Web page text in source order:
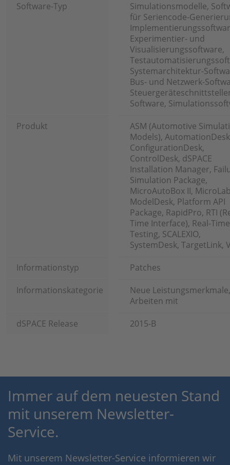
Software-Typ
Simulationsmodelle,
für Seriencode-
Experimentier- und
Visualisierungssoftware,
Systemarchitektur-
Bus- und Netzwerk-
Software,
Produkt
ASM (Automotive
Models),
ConfigurationDesk,
ControlDesk, dSPACE
Installation Manager,
Simulation Package,
MicroAutoBox II,
ModelDesk, Platform API
Package, RapidPro, RTI
Time Interface), Real-Time
Testing, SCALEXIO,
SystemDesk, TargetLink,
Informationstyp
Patches
Informationskategorie
Neue Leistungsmerkmale,
Arbeiten mit
dSPACE Release
2015-B
Immer auf dem neuesten Stand
mit unserem Newsletter-
Service.
Mit unserem Newsletter-Service informieren wir